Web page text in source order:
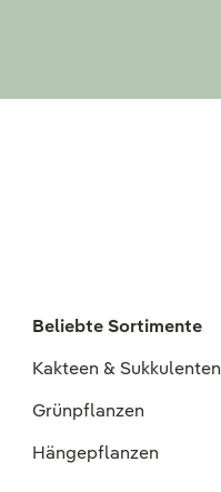
Beliebte Sortimente
Kakteen & Sukkulenten
Grünpflanzen
Hängepflanzen